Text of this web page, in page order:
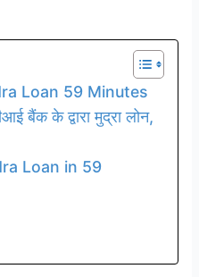
Loan 59 Minutes
बैंक के द्वारा मुद्रा लोन,
Loan in 59